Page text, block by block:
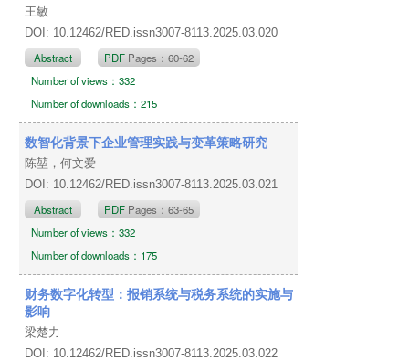
王敏
DOI: 10.12462/RED.issn3007-8113.2025.03.020
Abstract PDF Pages：60-62
Number of views：332
Number of downloads：215
数智化背景下企业管理实践与变革策略研究
陈堃，何文爱
DOI: 10.12462/RED.issn3007-8113.2025.03.021
Abstract PDF Pages：63-65
Number of views：332
Number of downloads：175
财务数字化转型：报销系统与税务系统的实施与
影响
梁楚力
DOI: 10.12462/RED.issn3007-8113.2025.03.022